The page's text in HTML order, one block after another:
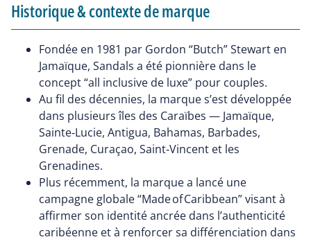
Historique & contexte de marque
Fondée en 1981 par Gordon “Butch” Stewart en
Jamaïque, Sandals a été pionnière dans le
concept “all inclusive de luxe” pour couples.
Au fil des décennies, la marque s’est développée
dans plusieurs îles des Caraïbes — Jamaïque,
Sainte‑Lucie, Antigua, Bahamas, Barbades,
Grenade, Curaçao, Saint‑Vincent et les
Grenadines.
Plus récemment, la marque a lancé une
campagne globale “Made of Caribbean” visant à
affirmer son identité ancrée dans l’authenticité
caribéenne et à renforcer sa différenciation dans